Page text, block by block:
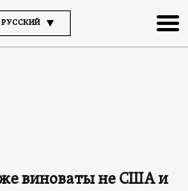
РУССКИЙ
виноваты не США и